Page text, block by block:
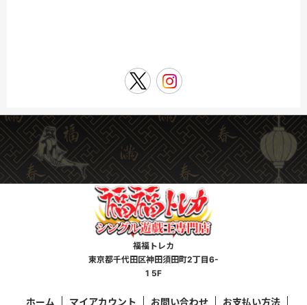
福福トレカ
東京都千代田区神田須田町2丁目6-
1 5F
ホーム マイアカウント お問い合わせ お支払い方法